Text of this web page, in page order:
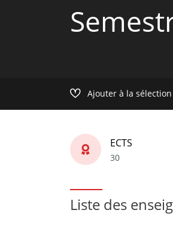
Ajouter à la sélection
ECTS
30
Liste des